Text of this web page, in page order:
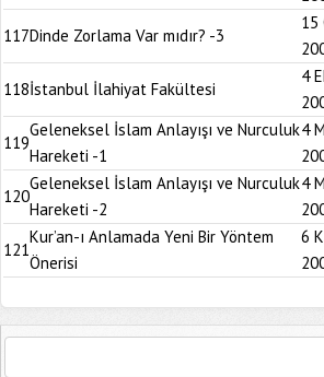
117Dinde Zorlama Var mıdır? -3
15
118İstanbul İlahiyat Fakültesi
4
119
Geleneksel İslam Anlayışı ve Nurculuk
Hareketi -1
4
120
Geleneksel İslam Anlayışı ve Nurculuk
Hareketi -2
4
121
Kur’an-ı Anlamada Yeni Bir Yöntem
Önerisi
6